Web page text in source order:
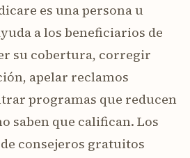
es una persona u
a los beneficiarios de
su cobertura, corregir
apelar reclamos
programas que reducen
saben que califican. Los
consejeros gratuitos